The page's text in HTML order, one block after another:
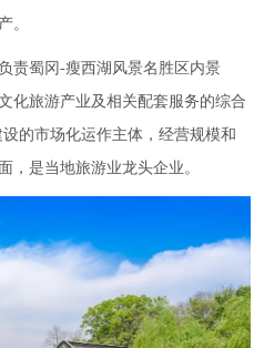
。
责蜀冈-瘦西湖风景名胜区内景
化旅游产业及相关配套服务的综合
的市场化运作主体，经营规模和
，是当地旅游业龙头企业。